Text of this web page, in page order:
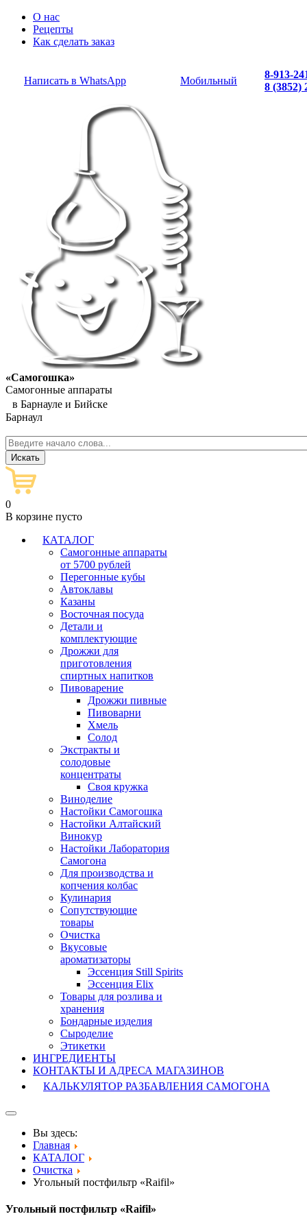
О нас
Рецепты
Как сделать заказ
Написать в WhatsApp Мобильный
8-913-
8 (3852)
«Самогошка»
Самогонные аппараты
в Барнауле и Бийске
Барнаул
0
В корзине пусто
КАТАЛОГ
Самогонные аппараты
от 5700 рублей
Перегонные кубы
Автоклавы
Казаны
Восточная посуда
Детали и
комплектующие
Дрожжи для
приготовления
спиртных напитков
Пивоварение
Дрожжи пивные
Пивоварни
Хмель
Солод
Экстракты и
солодовые
концентраты
Своя кружка
Виноделие
Настойки Самогошка
Настойки Алтайский
Винокур
Настойки Лаборатория
Самогона
Для производства и
копчения колбас
Кулинария
Сопутствующие
товары
Очистка
Вкусовые
ароматизаторы
Эссенция Still Spirits
Эссенция Elix
Товары для розлива и
хранения
Бондарные изделия
Cыроделие
Этикетки
ИНГРЕДИЕНТЫ
КОНТАКТЫ И АДРЕСА МАГАЗИНОВ
КАЛЬКУЛЯТОР РАЗБАВЛЕНИЯ САМОГОНА
Вы здесь:
Главная
КАТАЛОГ
Очистка
Угольный постфильтр «Raifil»
Угольный постфильтр «Raifil»